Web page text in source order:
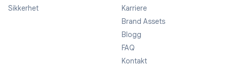
Sikkerhet
Karriere
Brand Assets
Blogg
FAQ
Kontakt